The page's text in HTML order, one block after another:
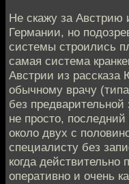
Не скажу за
Германии, но
системы строились
самая система
Австрии из рассказа
обычному врачу (типа
без
не просто,
около двух с
специалисту без
когда действительно
оперативно и очень